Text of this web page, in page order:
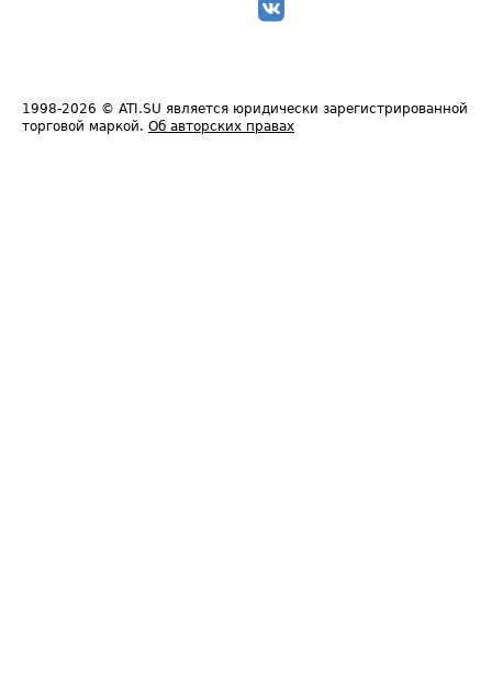
1998-2026 © ATI.SU является юридически зарегистрированной
торговой маркой. Об авторских правах